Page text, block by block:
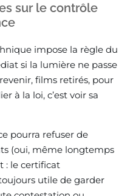
sur le contrôle
impose la règle du
si la lumière ne passe
films retirés, pour
à la loi, c’est voir sa
pourra refuser de
(oui, même longtemps
: le certificat
utile de garder